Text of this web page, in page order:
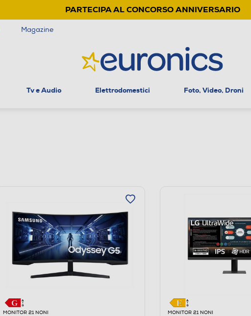
PARTECIPA AL CONCORSO ANNIVERSARIO
Magazine
Tv e Audio Elettrodomestici Foto, Video, Droni
MONITOR 21 NONI MONITOR 21 NONI